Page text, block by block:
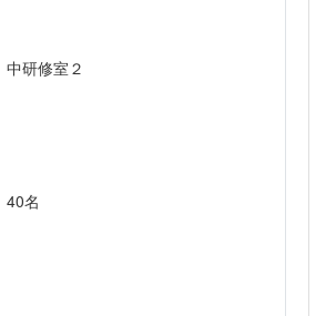
研修室２
名